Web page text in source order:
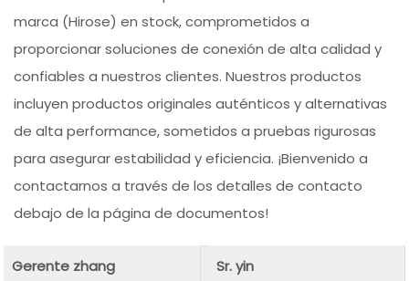
marca (Hirose) en stock, comprometidos a
proporcionar soluciones de conexión de alta calidad y
confiables a nuestros clientes. Nuestros productos
incluyen productos originales auténticos y alternativas
de alta performance, sometidos a pruebas rigurosas
para asegurar estabilidad y eficiencia. ¡Bienvenido a
contactarnos a través de los detalles de contacto
debajo de la página de documentos!
Gerente zhang
Sr. yin